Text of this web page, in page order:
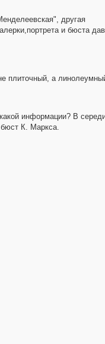
другая
и бюста
плиточный, а
информации? В
бюст К. Маркса.